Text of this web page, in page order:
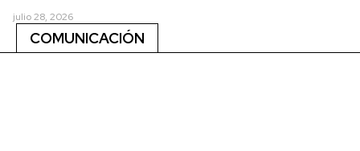
julio 28, 2026
COMUNICACIÓN